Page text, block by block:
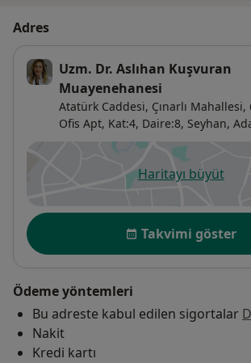
Adres
Uzm. Dr. Aslıhan Kuşvuran
Muayenehanesi
Atatürk Caddesi, Çınarlı Mahallesi,
Ofis Apt, Kat:4, Daire:8, Seyhan,
Haritayı büyüt
yeni bir
Uygunluk
Takvimi göster
Ödeme yöntemleri
Bu adreste kabul edilen sigortalar
Nakit
Kredi kartı